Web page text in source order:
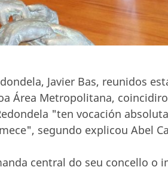
Javier Bas, reunidos
Área Metropolitana,
"ten vocación
segundo explicou Abel
central do seu concello o